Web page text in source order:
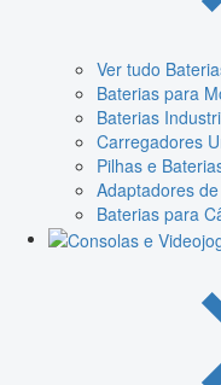
Ver tudo
Baterias para
Baterias
Carregadores
Pilhas e
Adaptadores
Baterias para